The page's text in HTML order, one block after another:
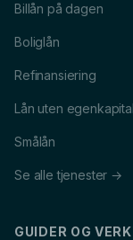
Billån på dagen
Boliglån
Refinansiering
Lån uten egenkapital
Smålån
Se alle tjenester →
GUIDER OG